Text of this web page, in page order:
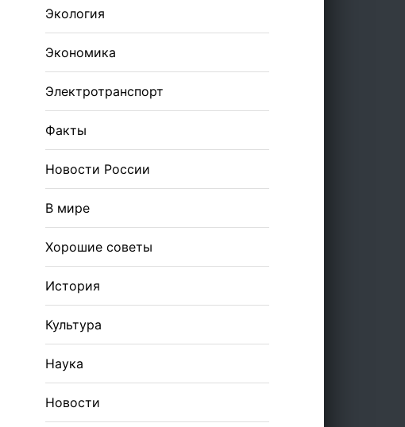
Экология
Экономика
Электротранспорт
Факты
Новости России
В мире
Хорошие советы
История
Культура
Наука
Новости